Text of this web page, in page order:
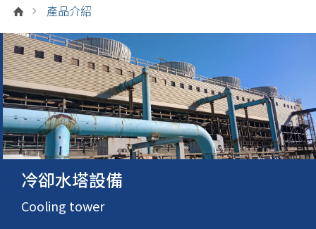
產品介紹
冷卻水塔設備
Cooling tower